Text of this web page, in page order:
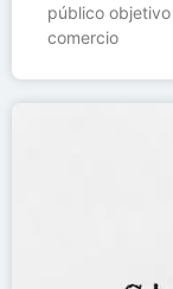
público
comercio